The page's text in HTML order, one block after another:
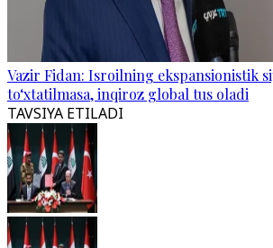
Vazir Fidan: Isroilning ekspansionistik
to‘xtatilmasa, inqiroz global tus oladi
TAVSIYA ETILADI